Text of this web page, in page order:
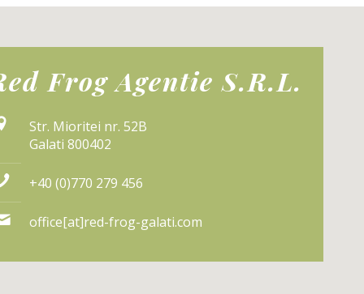
Frog Agentie S.R.L.
Str. Mioritei nr. 52B
Galati 800402
+40 (0)770 279 456
office[at]red-frog-galati.com